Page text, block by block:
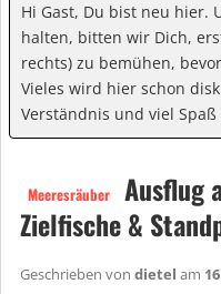
Hi Gast, Du bist neu hier.
halten, bitten wir Dich,
rechts) zu bemühen,
Vieles wird hier schon
Verständnis und viel Spaß
Meeresräuber
Ausflug
Zielfische &
Geschrieben von dietel am